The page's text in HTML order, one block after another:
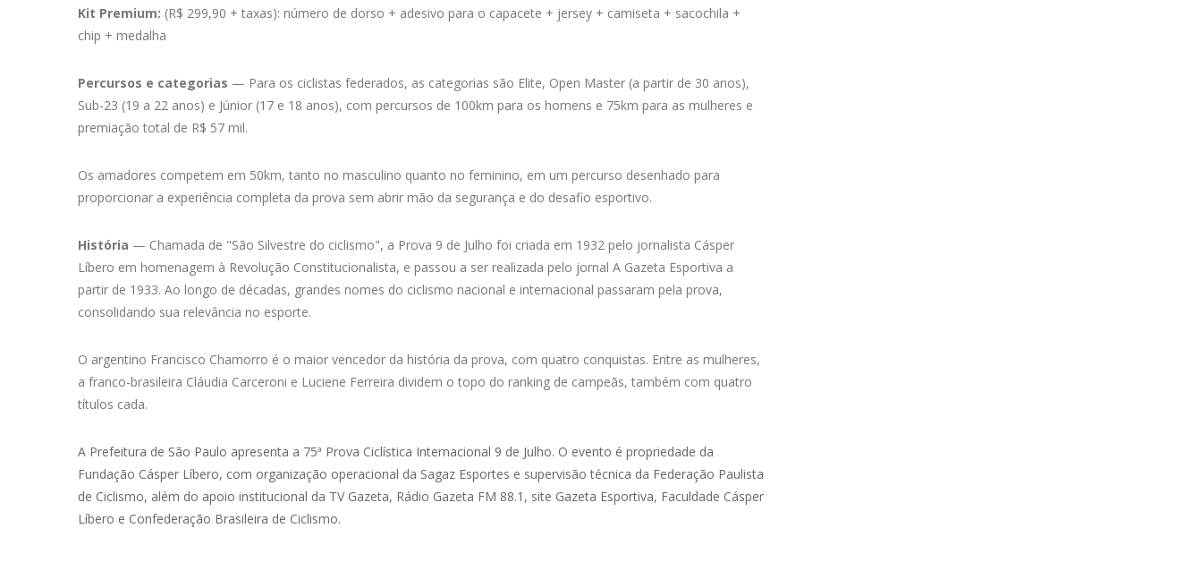
Kit Premium: (R$ 299,90 + taxas): número de dorso + adesivo para o capacete + jersey + camiseta + sacochila +
chip + medalha
Percursos e categorias — Para os ciclistas federados, as categorias são Elite, Open Master (a partir de 30 anos),
Sub-23 (19 a 22 anos) e Júnior (17 e 18 anos), com percursos de 100km para os homens e 75km para as mulheres e
premiação total de R$ 57 mil.
Os amadores competem em 50km, tanto no masculino quanto no feminino, em um percurso desenhado para
proporcionar a experiência completa da prova sem abrir mão da segurança e do desafio esportivo.
História — Chamada de "São Silvestre do ciclismo", a Prova 9 de Julho foi criada em 1932 pelo jornalista Cásper
Líbero em homenagem à Revolução Constitucionalista, e passou a ser realizada pelo jornal A Gazeta Esportiva a
partir de 1933. Ao longo de décadas, grandes nomes do ciclismo nacional e internacional passaram pela prova,
consolidando sua relevância no esporte.
O argentino Francisco Chamorro é o maior vencedor da história da prova, com quatro conquistas. Entre as mulheres,
a franco-brasileira Cláudia Carceroni e Luciene Ferreira dividem o topo do ranking de campeãs, também com quatro
títulos cada.
A Prefeitura de São Paulo apresenta a 75ª Prova Ciclística Internacional 9 de Julho. O evento é propriedade da
Fundação Cásper Líbero, com organização operacional da Sagaz Esportes e supervisão técnica da Federação Paulista
de Ciclismo, além do apoio institucional da TV Gazeta, Rádio Gazeta FM 88.1, site Gazeta Esportiva, Faculdade Cásper
Líbero e Confederação Brasileira de Ciclismo.